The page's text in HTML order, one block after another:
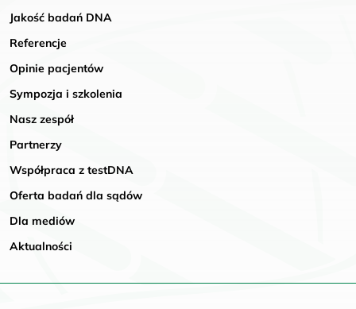
Jakość badań DNA
Referencje
Opinie pacjentów
Sympozja i szkolenia
Nasz zespół
Partnerzy
Współpraca z testDNA
Oferta badań dla sądów
Dla mediów
Aktualności